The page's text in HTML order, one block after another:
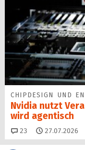
CHIPDESIGN UND
Nvidia nutzt
wird agentisch
23 Kommentare
27.07.2026